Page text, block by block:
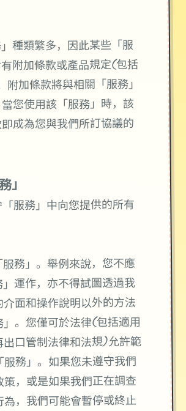
種類繁多，因此某些「服
附加條款或產品規定(包括
加條款將與相關「服務」
您使用該「服務」時，該
成為您與我們所訂協議的
」
服務」中向您提供的所有
務」。舉例來說，您不應
運作，亦不得試圖透過我
面和操作說明以外的方法
。您僅可於法律(包括適用
口管制法律和法規)允許範
務」。如果您未遵守我們
，或是如果我們正在調查
，我們可能會暫停或終止